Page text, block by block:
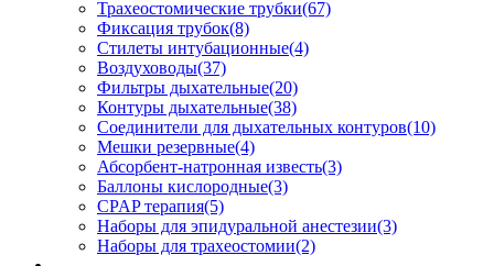
Трахеостомические трубки(67)
Фиксация трубок(8)
Стилеты интубационные(4)
Воздуховоды(37)
Фильтры дыхательные(20)
Контуры дыхательные(38)
Соединители для дыхательных контуров(10)
Мешки резервные(4)
Абсорбент-натронная известь(3)
Баллоны кислородные(3)
CPAP терапия(5)
Наборы для эпидуральной анестезии(3)
Наборы для трахеостомии(2)